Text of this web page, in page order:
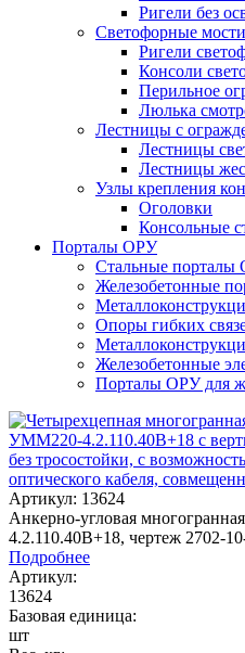
Ригели без
Светофорные
Ригели
Консоли
Перильное
Люлька
Лестницы с
Лестницы
Лестницы
Узлы крепления
Оголовки
Консольные
Порталы ОРУ
Стальные порталы
Железобетонные
Опоры гибких
Железобетонные
Порталы ОРУ для
Артикул: 13624
Анкерно-угловая
4.2.110.40В+18, чертеж 2702-
Подробнее
Артикул:
13624
Базовая единица:
шт